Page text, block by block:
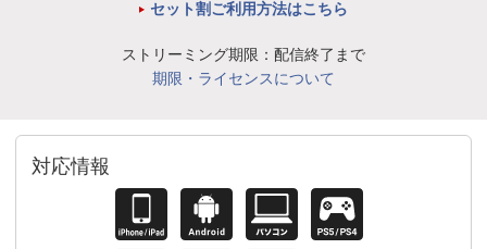
セット割ご利用方法はこちら
ストリーミング期限：配信終了まで
期限・ライセンスについて
対応情報